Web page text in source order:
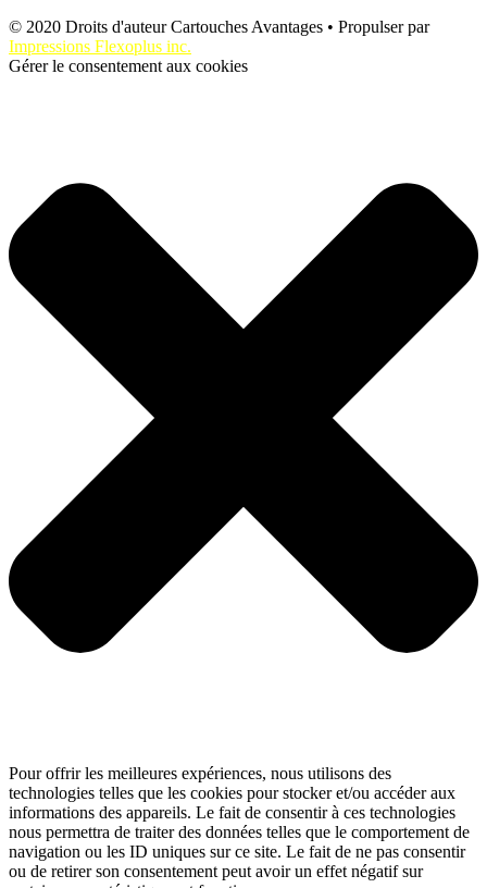
© 2020 Droits d'auteur Cartouches Avantages • Propulser par
Impressions Flexoplus inc.
Gérer le consentement aux cookies
Pour offrir les meilleures expériences, nous utilisons des
technologies telles que les cookies pour stocker et/ou accéder aux
informations des appareils. Le fait de consentir à ces technologies
nous permettra de traiter des données telles que le comportement de
navigation ou les ID uniques sur ce site. Le fait de ne pas consentir
ou de retirer son consentement peut avoir un effet négatif sur